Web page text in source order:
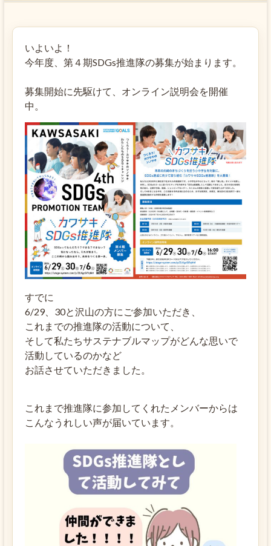
いよいよ！
今年度、第４期SDGs推進隊の募集が始まります。
募集開始に先駆けて、オンライン説明会を開催
中。
すでに
6/29、30と沢山の方にご参加いただき、
これまでの推進隊の活動について、
そして私たちサステナブルマップがどんな思いで
活動しているのかなど
お話させていただきました。
これまで推進隊に参加してくれたメンバーからは
こんなうれしい声が届いています。